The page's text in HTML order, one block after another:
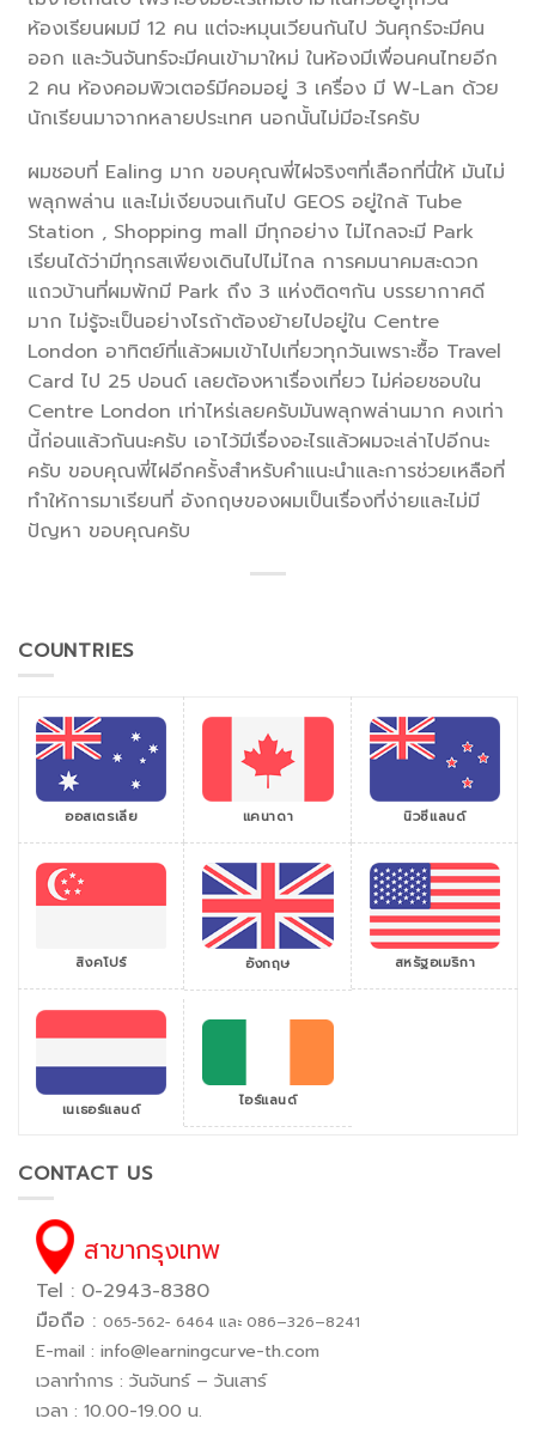
ห้องเรียนผมมี 12 คน แต่จะหมุนเวียนกันไป วันศุกร์จะมีคน
ออก และวันจันทร์จะมีคนเข้ามาใหม่ ในห้องมีเพื่อนคนไทยอีก
2 คน ห้องคอมพิวเตอร์มีคอมอยู่ 3 เครื่อง มี W-Lan ด้วย
นักเรียนมาจากหลายประเทศ นอกนั้นไม่มีอะไรครับ
ผมชอบที่ Ealing มาก ขอบคุณพี่ไฝจริงๆที่เลือกที่นี่ให้ มันไม่
พลุกพล่าน และไม่เงียบจนเกินไป GEOS อยู่ใกล้ Tube
Station , Shopping mall มีทุกอย่าง ไม่ไกลจะมี Park
เรียนได้ว่ามีทุกรสเพียงเดินไปไม่ไกล การคมนาคมสะดวก
แถวบ้านที่ผมพักมี Park ถึง 3 แห่งติดๆกัน บรรยากาศดี
มาก ไม่รู้จะเป็นอย่างไรถ้าต้องย้ายไปอยู่ใน Centre
London อาทิตย์ที่แล้วผมเข้าไปเที่ยวทุกวันเพราะซื้อ Travel
Card ไป 25 ปอนด์ เลยต้องหาเรื่องเที่ยว ไม่ค่อยชอบใน
Centre London เท่าไหร่เลยครับมันพลุกพล่านมาก คงเท่า
นี้ก่อนแล้วกันนะครับ เอาไว้มีเรื่องอะไรแล้วผมจะเล่าไปอีกนะ
ครับ ขอบคุณพี่ไฝอีกครั้งสำหรับคำแนะนำและการช่วยเหลือที่
ทำให้การมาเรียนที่ อังกฤษของผมเป็นเรื่องที่ง่ายและไม่มี
ปัญหา ขอบคุณครับ
COUNTRIES
ออสเตรเลีย แคนาดา นิวซีแลนด์
สิงคโปร์ อังกฤษ สหรัฐอเมริกา
เนเธอร์แลนด์ ไอร์แลนด์
CONTACT US
สาขากรุงเทพ
Tel : 0-2943-8380
มือถือ : 065−562− 6464 และ 086–326–8241
E-mail : info@learningcurve-th.com
เวลาทำการ : วันจันทร์ – วันเสาร์
เวลา : 10.00-19.00 น.